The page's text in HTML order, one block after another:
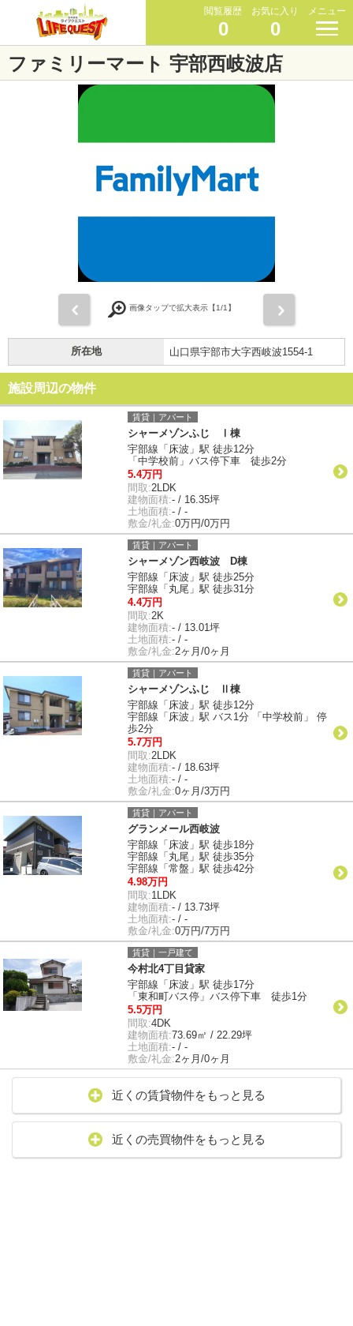
閲覧履歴
0
お気に入り
0
メニュー
ファミリーマート 宇部西岐波店
画像タップで拡大表示【1/1】
所在地 山口県宇部市大字西岐波1554-1
施設周辺の物件
賃貸｜アパート
シャーメゾンふじ Ⅰ棟
宇部線「床波」駅 徒歩12分
「中学校前」バス停下車 徒歩2分
5.4万円
間取:2LDK
建物面積:- / 16.35坪
土地面積:- / -
敷金/礼金:0万円/0万円
賃貸｜アパート
シャーメゾン西岐波 D棟
宇部線「床波」駅 徒歩25分
宇部線「丸尾」駅 徒歩31分
4.4万円
間取:2K
建物面積:- / 13.01坪
土地面積:- / -
敷金/礼金:2ヶ月/0ヶ月
賃貸｜アパート
シャーメゾンふじ Ⅱ棟
宇部線「床波」駅 徒歩12分
宇部線「床波」駅 バス1分 「中学校前」 停
歩2分
5.7万円
間取:2LDK
建物面積:- / 18.63坪
土地面積:- / -
敷金/礼金:0ヶ月/3万円
賃貸｜アパート
グランメール西岐波
宇部線「床波」駅 徒歩18分
宇部線「丸尾」駅 徒歩35分
宇部線「常盤」駅 徒歩42分
4.98万円
間取:1LDK
建物面積:- / 13.73坪
土地面積:- / -
敷金/礼金:0万円/7万円
賃貸｜一戸建て
今村北4丁目貸家
宇部線「床波」駅 徒歩17分
「東和町バス停」バス停下車 徒歩1分
5.5万円
間取:4DK
建物面積:73.69㎡ / 22.29坪
土地面積:- / -
敷金/礼金:2ヶ月/0ヶ月
近くの賃貸物件をもっと見る
近くの売買物件をもっと見る